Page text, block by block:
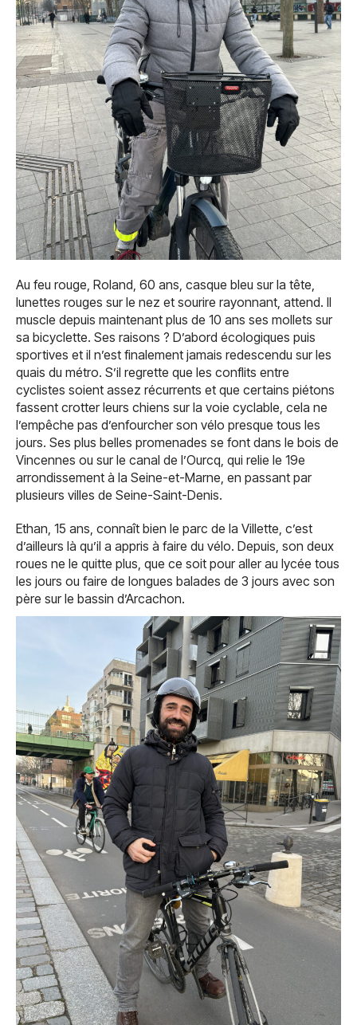
Au feu rouge, Roland, 60 ans, casque bleu sur la tête,
lunettes rouges sur le nez et sourire rayonnant, attend. Il
muscle depuis maintenant plus de 10 ans ses mollets sur
sa bicyclette. Ses raisons ? D’abord écologiques puis
sportives et il n’est finalement jamais redescendu sur les
quais du métro. S’il regrette que les conflits entre
cyclistes soient assez récurrents et que certains piétons
fassent crotter leurs chiens sur la voie cyclable, cela ne
l’empêche pas d’enfourcher son vélo presque tous les
jours. Ses plus belles promenades se font dans le bois de
Vincennes ou sur le canal de l’Ourcq, qui relie le 19e
arrondissement à la Seine-et-Marne, en passant par
plusieurs villes de Seine-Saint-Denis.
Ethan, 15 ans, connaît bien le parc de la Villette, c’est
d’ailleurs là qu’il a appris à faire du vélo. Depuis, son deux
roues ne le quitte plus, que ce soit pour aller au lycée tous
les jours ou faire de longues balades de 3 jours avec son
père sur le bassin d’Arcachon.